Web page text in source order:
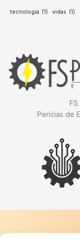
tecnologia (1) vidas (1)
FS
Perícias de